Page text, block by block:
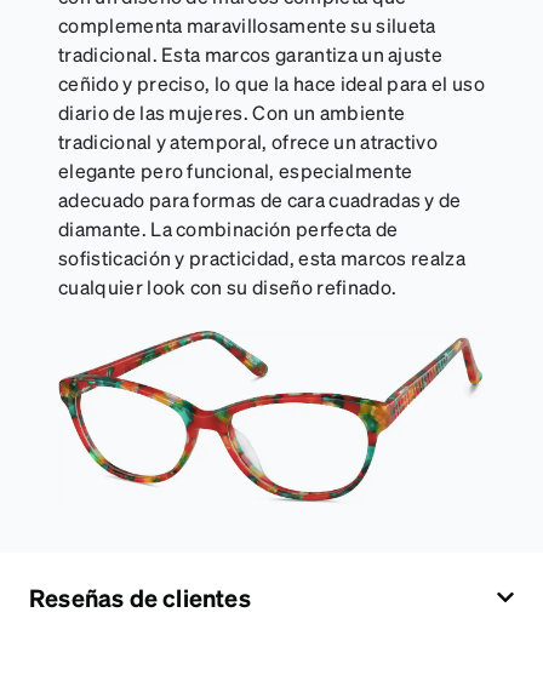
complementa maravillosamente su silueta
tradicional. Esta marcos garantiza un ajuste
ceñido y preciso, lo que la hace ideal para el uso
diario de las mujeres. Con un ambiente
tradicional y atemporal, ofrece un atractivo
elegante pero funcional, especialmente
adecuado para formas de cara cuadradas y de
diamante. La combinación perfecta de
sofisticación y practicidad, esta marcos realza
cualquier look con su diseño refinado.
Reseñas de clientes